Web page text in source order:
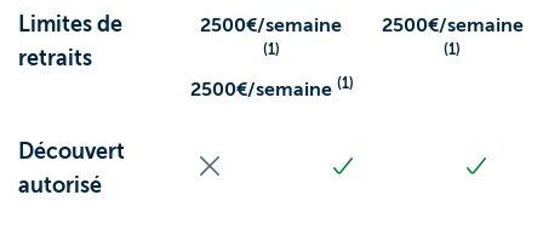
Limites de
retraits
2500€/semaine
(1)
2500€/semaine
(1)
2500€/semaine (1)
Découvert
autorisé